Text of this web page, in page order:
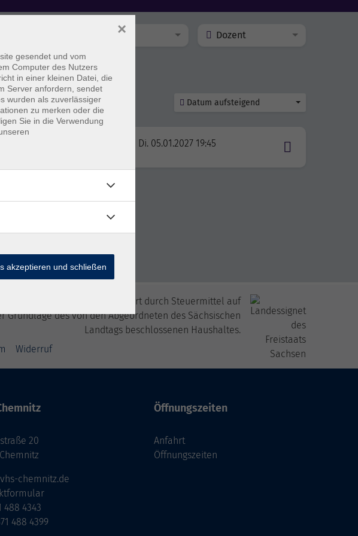
Dozent
Datum aufsteigend
A1 (online) Di. 05.01.2027 19:45
wird mitfinanziert durch Steuermittel auf
Grundlage des von den Abgeordneten des Sächsischen
Landtags beschlossenen Haushaltes.
Widerruf
20
chemnitz.de
488 4343
488 4399
Öffnungszeiten
Anfahrt
Öffnungszeiten
gesendet und vom
Computer des Nutzers
in einer kleinen Datei, die
Server anfordern, sendet
wurden als zuverlässiger
zu merken oder die
Sie in die Verwendung
×
akzeptieren und schließen